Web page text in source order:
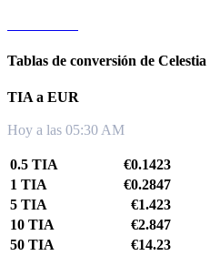
Tablas de conversión de Celestia
TIA a EUR
Hoy a las 05:30 AM
0.5 TIA
€0.1423
1 TIA
€0.2847
5 TIA
€1.423
10 TIA
€2.847
50 TIA
€14.23